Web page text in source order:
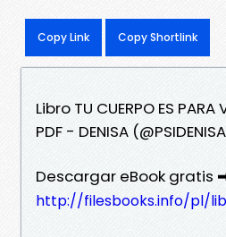
Copy Link Copy Shortlink
Libro TU CUERPO ES
PDF - DENISA
Descargar eBook gratis
http://filesbooks.info/pl/